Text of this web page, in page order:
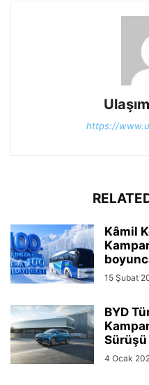
https://
Kâmil
15 Şubat
BYD
Sürüşü
4 Ocak